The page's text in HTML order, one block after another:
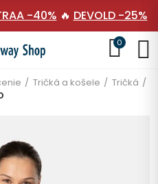
-40% 🔥 DEVOLD -25%
0
Tričká a košele
Tričká